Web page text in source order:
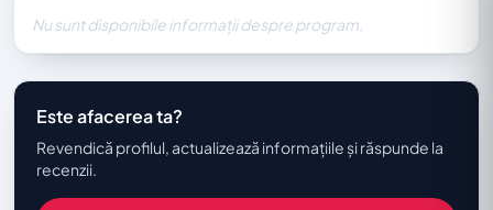
Nu sunt disponibile informații despre program.
Este afacerea ta?
Revendică profilul, actualizează informațiile și răspunde la
recenzii.